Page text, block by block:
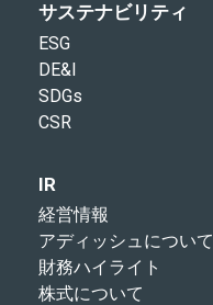
サステナビリティ
ESG
DE&I
SDGs
CSR
IR
経営情報
アディッシュについて
財務ハイライト
株式について